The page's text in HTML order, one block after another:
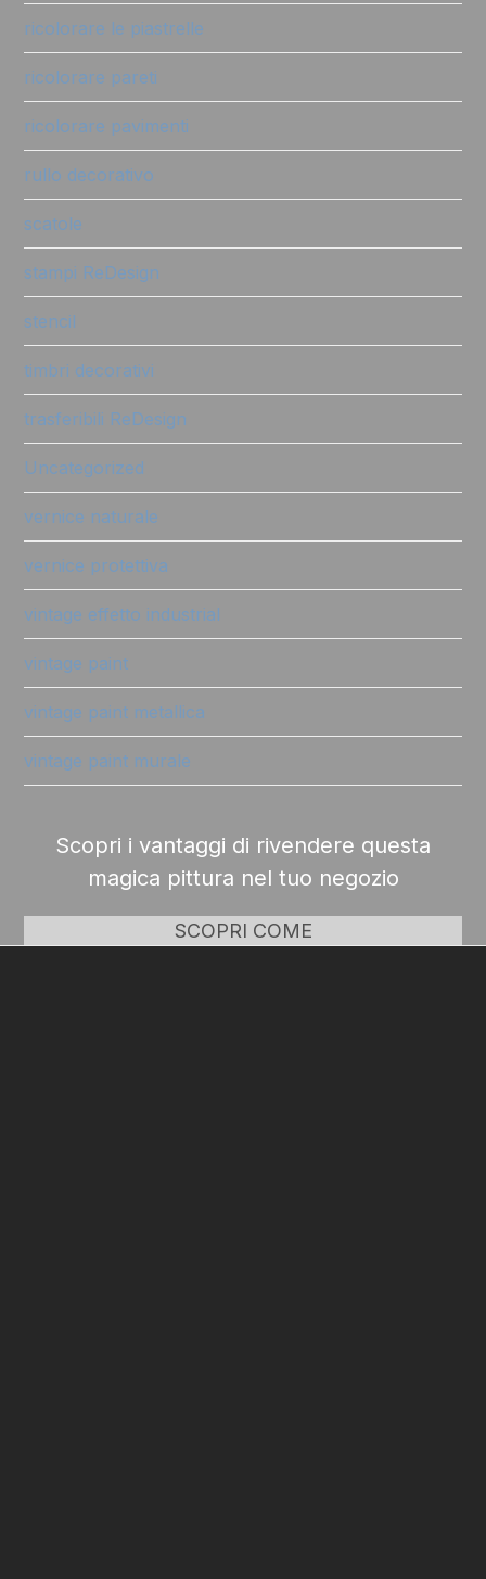
ricolorare le piastrelle
ricolorare pareti
ricolorare pavimenti
rullo decorativo
scatole
stampi ReDesign
stencil
timbri decorativi
trasferibili ReDesign
Uncategorized
vernice naturale
vernice protettiva
vintage effetto industrial
vintage paint
vintage paint metallica
vintage paint murale
Scopri i vantaggi di rivendere questa
magica pittura nel tuo negozio
SCOPRI COME